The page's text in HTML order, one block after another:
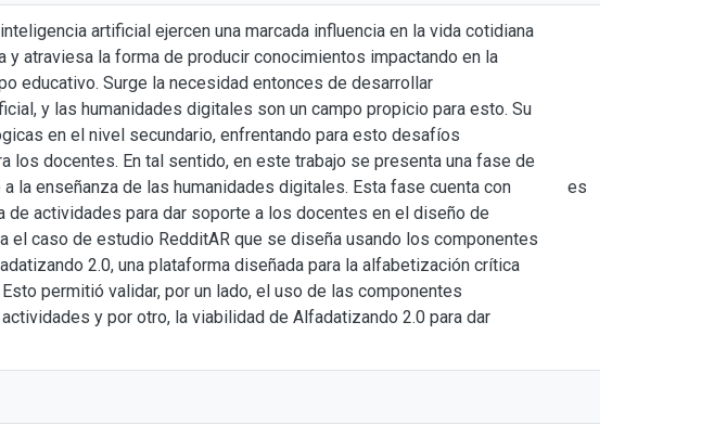
artificial ejercen una marcada influencia en la vida cotidiana
y atraviesa la forma de producir conocimientos impactando en la
educativo. Surge la necesidad entonces de desarrollar
y las humanidades digitales son un campo propicio para esto. Su
en el nivel secundario, enfrentando para esto desafíos
los docentes. En tal sentido, en este trabajo se presenta una fase de
la enseñanza de las humanidades digitales. Esta fase cuenta con
de actividades para dar soporte a los docentes en el diseño de
el caso de estudio RedditAR que se diseña usando los componentes
2.0, una plataforma diseñada para la alfabetización crítica
permitió validar, por un lado, el uso de las componentes
y por otro, la viabilidad de Alfadatizando 2.0 para dar
es